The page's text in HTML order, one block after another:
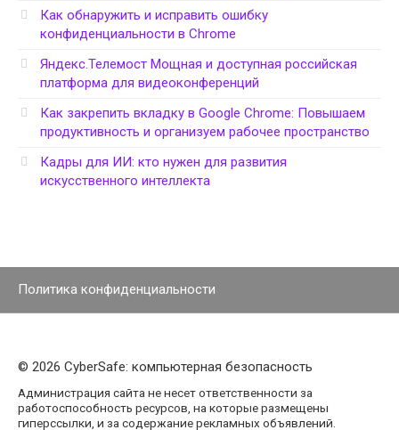
Как обнаружить и исправить ошибку
конфиденциальности в Chrome
Яндекс.Телемост Мощная и доступная российская
платформа для видеоконференций
Как закрепить вкладку в Google Chrome: Повышаем
продуктивность и организуем рабочее пространство
Кадры для ИИ: кто нужен для развития
искусственного интеллекта
Политика конфиденциальности
© 2026 CyberSafe: компьютерная безопасность
Администрация сайта не несет ответственности за
работоспособность ресурсов, на которые размещены
гиперссылки, и за содержание рекламных объявлений.